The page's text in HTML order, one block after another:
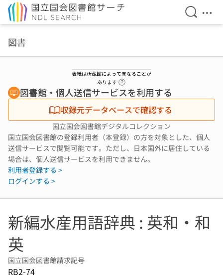
検索を
メ
図書
表紙は所蔵館によって異なることが
あります
図書館・個人送信サービスを利用する
収録元データベースで確認する
国立国会図書館デジタルコレクション
国立国会図書館の登録利用者（本登録）の方を対象とした、個人
送信サービスで閲覧可能です。ただし、日本国外に居住している
場合は、個人送信サービスを利用できません。
利用者登録する >
ログインする >
新編水産用語辞典 : 英和・和
英
国立国会図書館請求記号
RB2-74